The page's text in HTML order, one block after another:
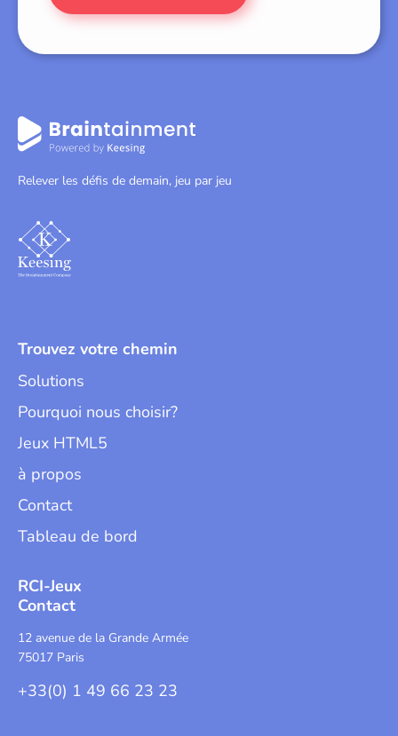
Relever les défis de demain, jeu par jeu
Trouvez votre chemin
Solutions
Pourquoi nous choisir?
Jeux HTML5
à propos
Contact
Tableau de bord
RCI-Jeux
Contact
12 avenue de la Grande Armée
75017 Paris
+33(0) 1 49 66 23 23